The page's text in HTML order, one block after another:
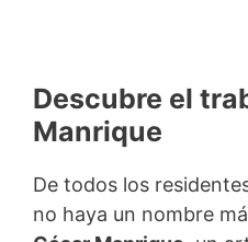
Descubre el
Manrique
De todos los
no haya un nombre